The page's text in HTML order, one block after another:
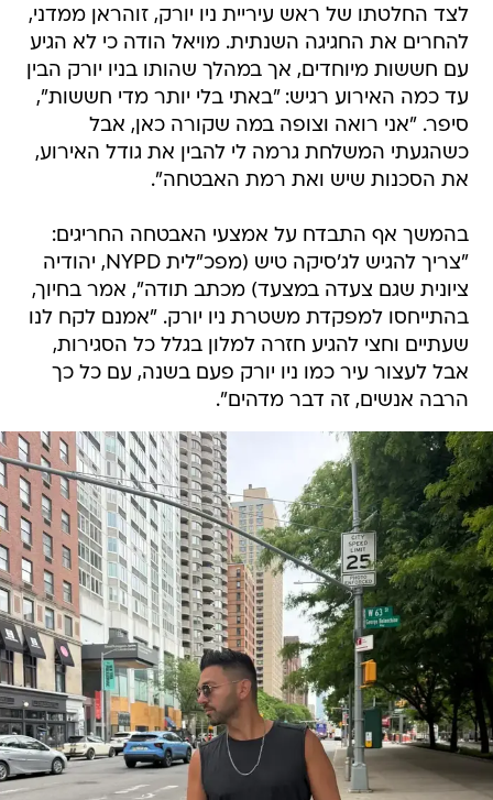
לצד החלטתו של ראש עיריית ניו יורק, זוהראן ממדני,
להחרים את החגיגה השנתית. מויאל הודה כי לא הגיע
עם חששות מיוחדים, אך במהלך שהותו בניו יורק הבין
עד כמה האירוע רגיש: "באתי בלי יותר מדי חששות",
סיפר. "אני רואה וצופה במה שקורה כאן, אבל
כשהגעתי המשלחת גרמה לי להבין את גודל האירוע,
את הסכנות שיש ואת רמת האבטחה".
בהמשך אף התבדח על אמצעי האבטחה החריגים:
"צריך להגיש לג'סיקה טיש (מפכ"לית NYPD, יהודיה
ציונית שגם צעדה במצעד) מכתב תודה", אמר בחיוך,
בהתייחסו למפקדת משטרת ניו יורק. "אמנם לקח לנו
שעתיים וחצי להגיע חזרה למלון בגלל כל הסגירות,
אבל לעצור עיר כמו ניו יורק פעם בשנה, עם כל כך
הרבה אנשים, זה דבר מדהים".